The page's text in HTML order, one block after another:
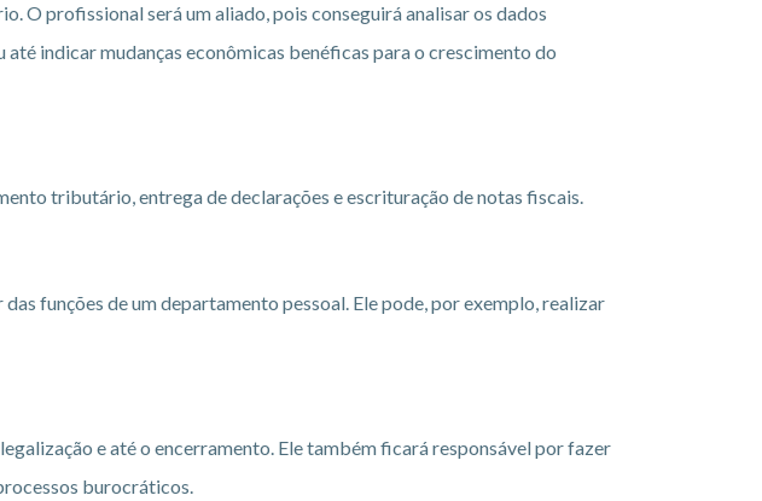
O profissional será um aliado, pois conseguirá analisar os dados
indicar mudanças econômicas benéficas para o crescimento do
tributário, entrega de declarações e escrituração de notas fiscais.
funções de um departamento pessoal. Ele pode, por exemplo, realizar
e até o encerramento. Ele também ficará responsável por fazer
burocráticos.